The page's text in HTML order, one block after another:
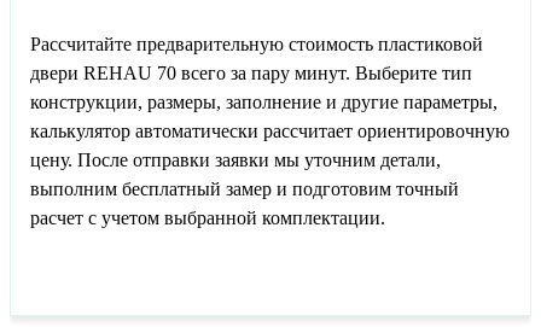
Рассчитайте предварительную стоимость пластиковой
двери REHAU 70 всего за пару минут. Выберите тип
конструкции, размеры, заполнение и другие параметры,
калькулятор автоматически рассчитает ориентировочную
цену. После отправки заявки мы уточним детали,
выполним бесплатный замер и подготовим точный
расчет с учетом выбранной комплектации.